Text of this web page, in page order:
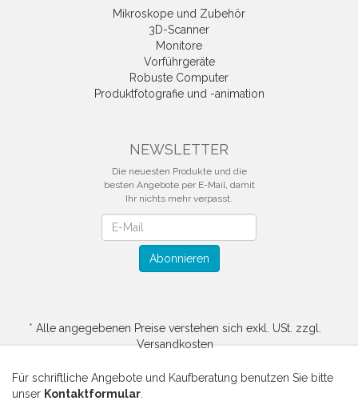
Mikroskope und Zubehör
3D-Scanner
Monitore
Vorführgeräte
Robuste Computer
Produktfotografie und -animation
NEWSLETTER
Die neuesten Produkte und die
besten Angebote per E-Mail, damit
Ihr nichts mehr verpasst.
Abonnieren
* Alle angegebenen Preise verstehen sich exkl. USt. zzgl.
Versandkosten
Für schriftliche Angebote und Kaufberatung benutzen Sie bitte
unser Kontaktformular.